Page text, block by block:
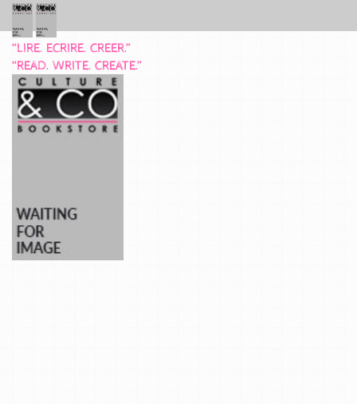
“LIRE. ECRIRE. CREER.”
“READ. WRITE. CREATE.”